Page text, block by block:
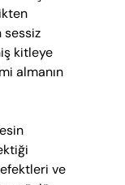
sessiz
kitleye
almanın
efektleri ve